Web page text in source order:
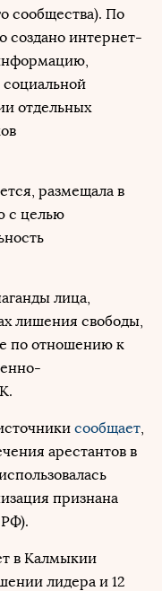
сообщества). По
создано интернет-
отдельных
размещала в
с целью
лица,
лишения свободы,
по отношению к
сообщает,
арестантов в
признана
РФ).
в Калмыкии
лидера и 12